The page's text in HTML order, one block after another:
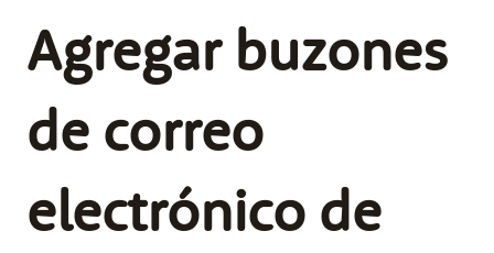
Agregar buzones
de correo
electrónico de